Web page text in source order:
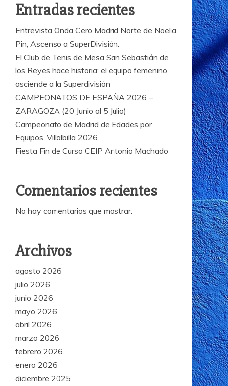
Entradas recientes
Entrevista Onda Cero Madrid Norte de Noelia
Pin, Ascenso a SuperDivisión.
El Club de Tenis de Mesa San Sebastián de
los Reyes hace historia: el equipo femenino
asciende a la Superdivisión
CAMPEONATOS DE ESPAÑA 2026 –
ZARAGOZA (20 Junio al 5 Julio)
Campeonato de Madrid de Edades por
Equipos, Villalbilla 2026
Fiesta Fin de Curso CEIP Antonio Machado
Comentarios recientes
No hay comentarios que mostrar.
Archivos
agosto 2026
julio 2026
junio 2026
mayo 2026
abril 2026
marzo 2026
febrero 2026
enero 2026
diciembre 2025